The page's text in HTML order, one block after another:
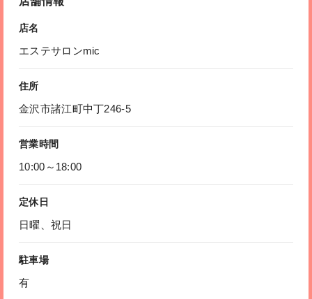
店名
エステサロンmic
住所
金沢市諸江町中丁246-5
営業時間
10:00～18:00
定休日
日曜、祝日
駐車場
有